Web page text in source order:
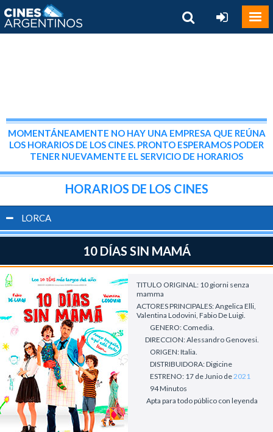
MOMENTÁNEAMENTE NO HAY UNA EMPRESA QUE REÚNA
LOS HORARIOS DE LOS CINES. PRONTO ESPERAMOS PODER
TENER NUEVAMENTE EL SERVICIO DE HORARIOS
HORARIOS DE LOS CINES
LORCA
10 DÍAS SIN MAMÁ
TITULO ORIGINAL: 10 giorni senza
mamma
ACTORES PRINCIPALES: Angelica Elli,
Valentina Lodovini, Fabio De Luigi.
GENERO: Comedia.
DIRECCION: Alessandro Genovesi.
ORIGEN: Italia.
DISTRIBUIDORA: Digicine
ESTRENO: 17 de Junio de2021
94 Minutos
Apta para todo público con leyenda